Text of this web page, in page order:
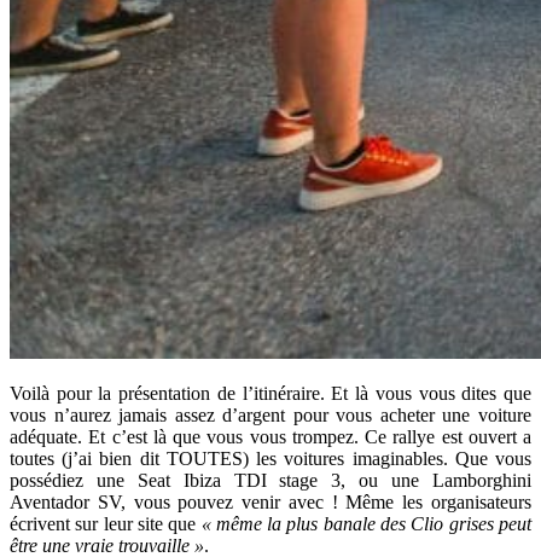
Voilà pour la présentation de l’itinéraire. Et là vous vous dites que
vous n’aurez jamais assez d’argent pour vous acheter une voiture
adéquate. Et c’est là que vous vous trompez. Ce rallye est ouvert a
toutes (j’ai bien dit TOUTES) les voitures imaginables. Que vous
possédiez une Seat Ibiza TDI stage 3, ou une Lamborghini
Aventador SV, vous pouvez venir avec ! Même les organisateurs
écrivent sur leur site que « même la plus banale des Clio grises peut
être une vraie trouvaille ».